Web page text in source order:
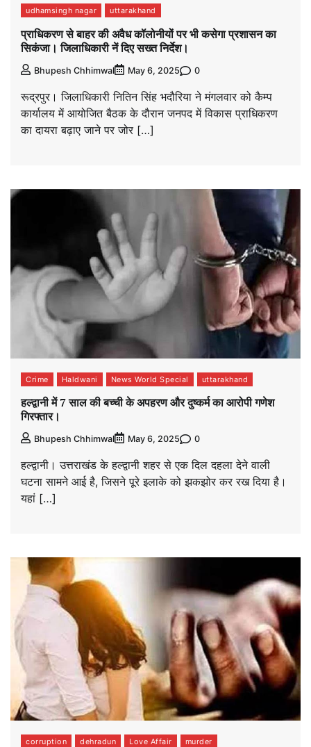
udhamsingh nagar
uttarakhand
प्राधिकरण से बाहर की अवैध कॉलोनीयों पर भी कसेगा प्रशासन का
सिकंजा। जिलाधिकारी नें दिए सख्त निर्देश।
Bhupesh Chhimwal May 6, 2025 0
रूद्रपुर। जिलाधिकारी नितिन सिंह भदौरिया ने मंगलवार को कैम्प
कार्यालय में आयोजित बैठक के दौरान जनपद में विकास प्राधिकरण
का दायरा बढ़ाए जाने पर जोर […]
Crime Haldwani News World Special uttarakhand
हल्द्वानी में 7 साल की बच्ची के अपहरण और दुष्कर्म का आरोपी गणेश
गिरफ्तार।
Bhupesh Chhimwal May 6, 2025 0
हल्द्वानी। उत्तराखंड के हल्द्वानी शहर से एक दिल दहला देने वाली
घटना सामने आई है, जिसने पूरे इलाके को झकझोर कर रख दिया है।
यहां […]
corruption dehradun Love Affair murder